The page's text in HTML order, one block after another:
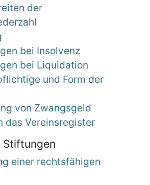
der
bei Insolvenz
bei Liquidation
und Form der
von Zwangsgeld
das Vereinsregister
einer rechtsfähigen